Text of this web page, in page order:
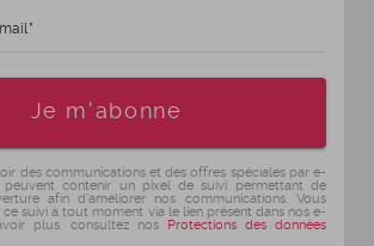
Je m'abonne
des communications et des offres spéciales par e-
peuvent contenir un pixel de suivi permettant de
afin d'améliorer nos communications. Vous
suivi à tout moment via le lien présent dans nos e-
plus, consultez nos Protections des données